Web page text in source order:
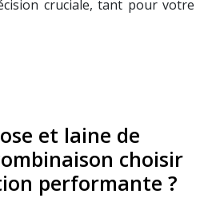
cruciale, tant pour votre
et laine de
choisir
performante ?